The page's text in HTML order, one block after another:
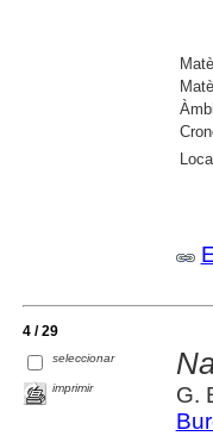
4 / 29
seleccionar
imprimir
G.